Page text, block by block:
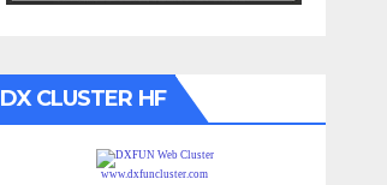
DX CLUSTER HF